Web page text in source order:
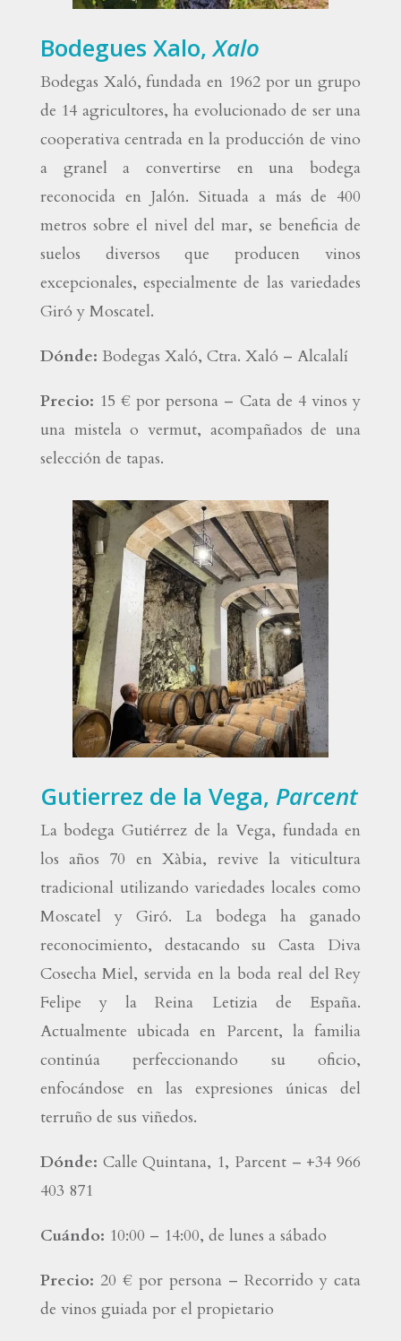
Bodegues Xalo,Xalo
Bodegas Xaló, fundada en 1962 por un grupo
de 14 agricultores, ha evolucionado de ser una
cooperativa centrada en la producción de vino
a granel a convertirse en una bodega
reconocida en Jalón. Situada a más de 400
metros sobre el nivel del mar, se beneficia de
suelos diversos que producen vinos
excepcionales, especialmente de las variedades
Giró y Moscatel.
Dónde: Bodegas Xaló, Ctra. Xaló – Alcalalí
Precio: 15 € por persona – Cata de 4 vinos y
una mistela o vermut, acompañados de una
selección de tapas.
Gutierrez de la Vega, Parcent
La bodega Gutiérrez de la Vega, fundada en
los años 70 en Xàbia, revive la viticultura
tradicional utilizando variedades locales como
Moscatel y Giró. La bodega ha ganado
reconocimiento, destacando su Casta Diva
Cosecha Miel, servida en la boda real del Rey
Felipe y la Reina Letizia de España.
Actualmente ubicada en Parcent, la familia
continúa perfeccionando su oficio,
enfocándose en las expresiones únicas del
terruño de sus viñedos.
Dónde: Calle Quintana, 1, Parcent – +34 966
403 871
Cuándo: 10:00 – 14:00, de lunes a sábado
Precio: 20 € por persona – Recorrido y cata
de vinos guiada por el propietario